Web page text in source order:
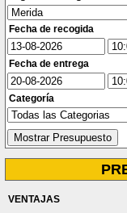
Fecha de recogida
Fecha de entrega
Categoría
VENTAJAS